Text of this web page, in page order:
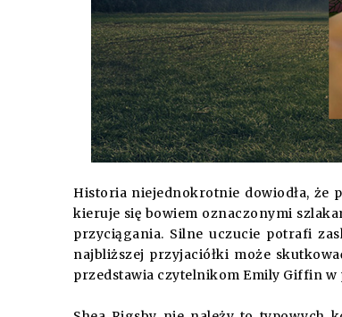
Historia niejednokrotnie dowiodła, że
kieruje się bowiem oznaczonymi
przyciągania. Silne uczucie potrafi
najbliższej przyjaciółki może
przedstawia czytelnikom Emily Giffin w